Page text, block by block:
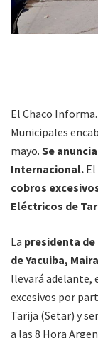
El Chaco
Municipales
mayo. Se
Internacional.
cobros
Eléctricos de
La presidenta de
de Yacuiba,
llevará adelante,
excesivos por
Tarija (Setar) y
a las 8 Hora